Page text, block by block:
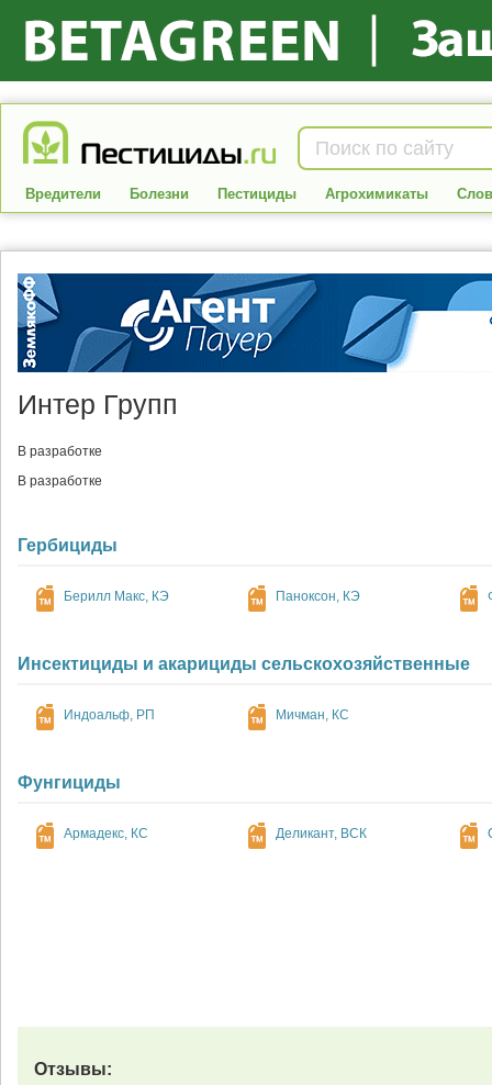
Вредители Болезни Пестициды Агрохимикаты
Интер Групп
В разработке
В разработке
Гербициды
Берилл Макс, КЭ Паноксон, КЭ
Инсектициды и акарициды сельскохозяйственные
Индоальф, РП Мичман, КС
Фунгициды
Армадекс, КС Деликант, ВСК
Отзывы: